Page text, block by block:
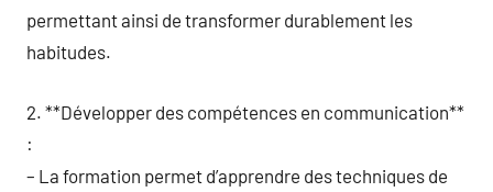
permettant ainsi de transformer durablement les
habitudes.
2. **Développer des compétences en communication**
:
– La formation permet d’apprendre des techniques de